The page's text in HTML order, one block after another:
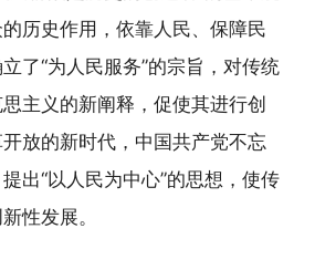
历史作用，依靠人民、保障民
了“为人民服务”的宗旨，对传统
主义的新阐释，促使其进行创
放的新时代，中国共产党不忘
出“以人民为中心”的思想，使传
性发展。